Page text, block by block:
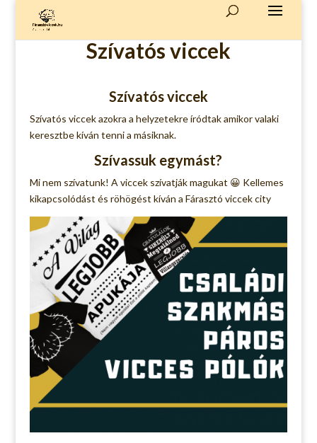
Szívatós viccek
Szívatós viccek
Szívatós viccek azokra a helyzetekre íródtak amikor valaki
keresztbe kíván tenni a másiknak.
Szívassuk egymást?
Mi nem szívatunk! A viccek szívatják magukat 😀 Kellemes
kikapcsolódást és röhögést kíván a Fárasztó viccek city